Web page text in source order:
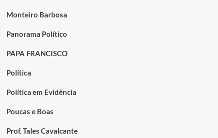
Monteiro Barbosa
Panorama Político
PAPA FRANCISCO
Política
Política em Evidência
Poucas e Boas
Prof. Tales Cavalcante